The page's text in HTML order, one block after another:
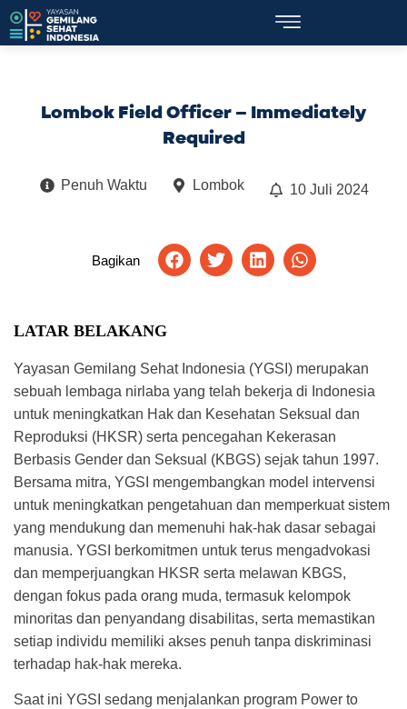
Lombok Field Officer – Immediately
Required
Penuh Waktu Lombok 10 Juli 2024
Bagikan
LATAR BELAKANG
Yayasan Gemilang Sehat Indonesia (YGSI) merupakan
sebuah lembaga nirlaba yang telah bekerja di Indonesia
untuk meningkatkan Hak dan Kesehatan Seksual dan
Reproduksi (HKSR) serta pencegahan Kekerasan
Berbasis Gender dan Seksual (KBGS) sejak tahun 1997.
Bersama mitra, YGSI mengembangkan model intervensi
untuk meningkatkan pengetahuan dan memperkuat sistem
yang mendukung dan memenuhi hak-hak dasar sebagai
manusia. YGSI berkomitmen untuk terus mengadvokasi
dan memperjuangkan HKSR serta melawan KBGS,
dengan fokus pada orang muda, termasuk kelompok
minoritas dan penyandang disabilitas, serta memastikan
setiap individu memiliki akses penuh tanpa diskriminasi
terhadap hak-hak mereka.
Saat ini YGSI sedang menjalankan program Power to